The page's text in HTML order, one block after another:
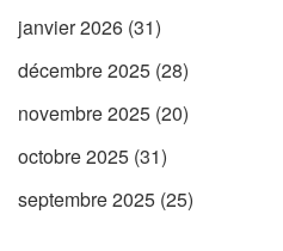
janvier 2026 (31)
décembre 2025 (28)
novembre 2025 (20)
octobre 2025 (31)
septembre 2025 (25)